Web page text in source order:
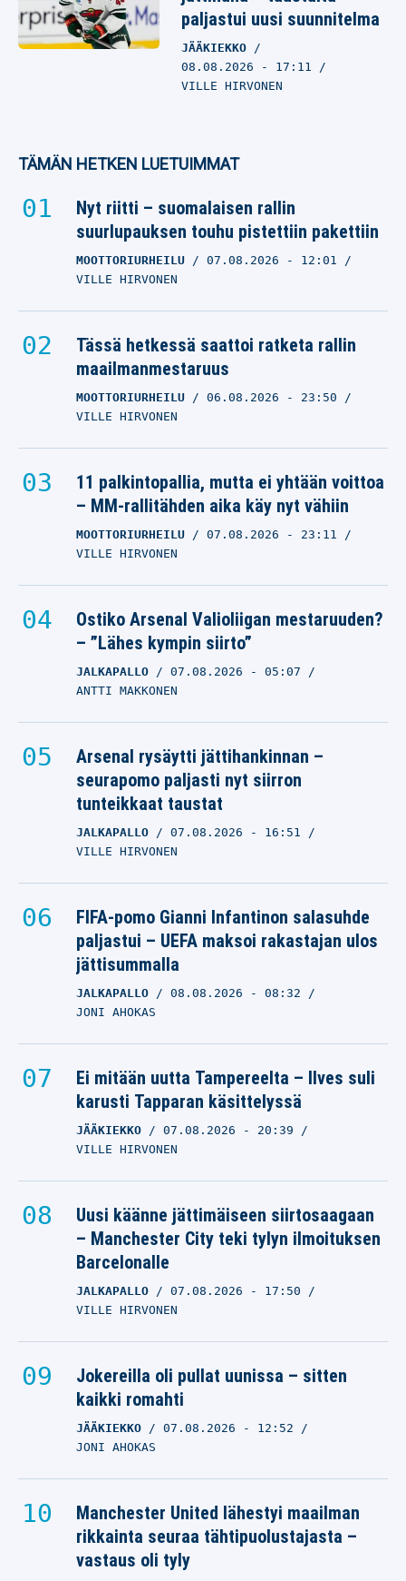
paljastui uusi suunnitelma
JÄÄKIEKKO
08.08.2026 - 17:11
VILLE HIRVONEN
TÄMÄN HETKEN LUETUIMMAT
Nyt riitti – suomalaisen rallin
suurlupauksen touhu pistettiin pakettiin
MOOTTORIURHEILU 07.08.2026 - 12:01
VILLE HIRVONEN
Tässä hetkessä saattoi ratketa rallin
maailmanmestaruus
MOOTTORIURHEILU 06.08.2026 - 23:50
VILLE HIRVONEN
11 palkintopallia, mutta ei yhtään voittoa
– MM-rallitähden aika käy nyt vähiin
MOOTTORIURHEILU 07.08.2026 - 23:11
VILLE HIRVONEN
Ostiko Arsenal Valioliigan mestaruuden?
– ”Lähes kympin siirto”
JALKAPALLO 07.08.2026 - 05:07
ANTTI MAKKONEN
Arsenal rysäytti jättihankinnan –
seurapomo paljasti nyt siirron
tunteikkaat taustat
JALKAPALLO 07.08.2026 - 16:51
VILLE HIRVONEN
FIFA-pomo Gianni Infantinon salasuhde
paljastui – UEFA maksoi rakastajan ulos
jättisummalla
JALKAPALLO 08.08.2026 - 08:32
JONI AHOKAS
Ei mitään uutta Tampereelta – Ilves suli
karusti Tapparan käsittelyssä
JÄÄKIEKKO 07.08.2026 - 20:39
VILLE HIRVONEN
Uusi käänne jättimäiseen siirtosaagaan
– Manchester City teki tylyn ilmoituksen
Barcelonalle
JALKAPALLO 07.08.2026 - 17:50
VILLE HIRVONEN
Jokereilla oli pullat uunissa – sitten
kaikki romahti
JÄÄKIEKKO 07.08.2026 - 12:52
JONI AHOKAS
Manchester United lähestyi maailman
rikkainta seuraa tähtipuolustajasta –
vastaus oli tyly